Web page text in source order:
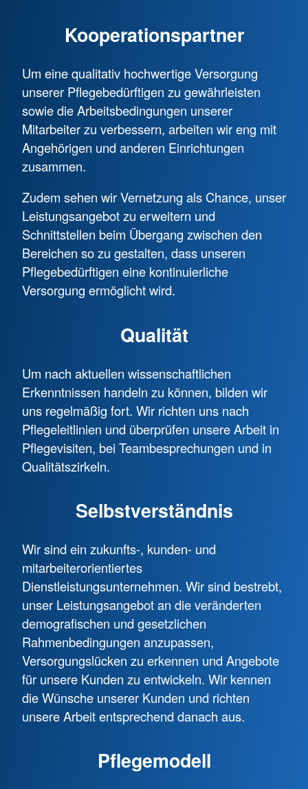
Kooperationspartner
Um eine qualitativ hochwertige Versorgung
unserer Pflegebedürftigen zu gewährleisten
sowie die Arbeitsbedingungen unserer
Mitarbeiter zu verbessern, arbeiten wir eng mit
Angehörigen und anderen Einrichtungen
zusammen.
Zudem sehen wir Vernetzung als Chance, unser
Leistungsangebot zu erweitern und
Schnittstellen beim Übergang zwischen den
Bereichen so zu gestalten, dass unseren
Pflegebedürftigen eine kontinuierliche
Versorgung ermöglicht wird.
Qualität
Um nach aktuellen wissenschaftlichen
Erkenntnissen handeln zu können, bilden wir
uns regelmäßig fort. Wir richten uns nach
Pflegeleitlinien und überprüfen unsere Arbeit in
Pflegevisiten, bei Teambesprechungen und in
Qualitätszirkeln.
Selbstverständnis
Wir sind ein zukunfts-, kunden- und
mitarbeiterorientiertes
Dienstleistungsunternehmen. Wir sind bestrebt,
unser Leistungsangebot an die veränderten
demografischen und gesetzlichen
Rahmenbedingungen anzupassen,
Versorgungslücken zu erkennen und Angebote
für unsere Kunden zu entwickeln. Wir kennen
die Wünsche unserer Kunden und richten
unsere Arbeit entsprechend danach aus.
Pflegemodell